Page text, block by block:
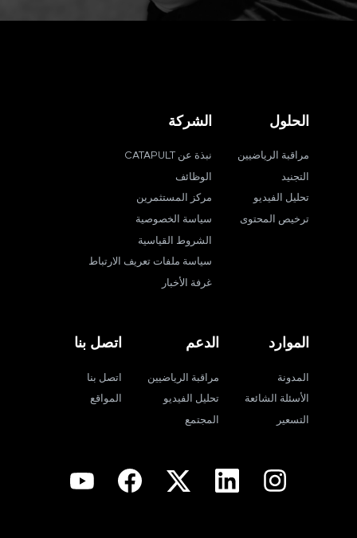
الحلول
مراقبة الرياضيين
التجنيد
تحليل الفيديو
ترخيص المحتوى
الشركة
نبذة عن CATAPULT
الوظائف
مركز المستثمرين
سياسة الخصوصية
الشروط القياسية
سياسة ملفات تعريف الارتباط
غرفة الأخبار
الموارد
المدونة
الأسئلة الشائعة
التسعير
الدعم
مراقبة الرياضيين
تحليل الفيديو
المجتمع
اتصل بنا
اتصل بنا
المواقع